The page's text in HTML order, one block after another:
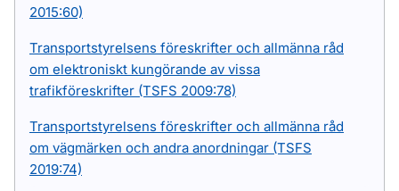
2015:60)
Transportstyrelsens föreskrifter och allmänna råd
om elektroniskt kungörande av vissa
trafikföreskrifter (TSFS 2009:78)
Transportstyrelsens föreskrifter och allmänna råd
om vägmärken och andra anordningar (TSFS
2019:74)